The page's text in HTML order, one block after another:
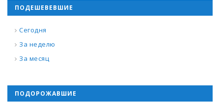
ПОДЕШЕВЕВШИЕ
Сегодня
За неделю
За месяц
ПОДОРОЖАВШИЕ